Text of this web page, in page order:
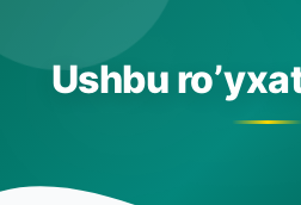
Ushbu